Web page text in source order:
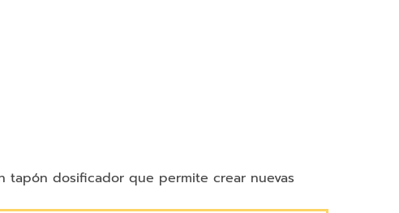
tapón dosificador que permite crear nuevas